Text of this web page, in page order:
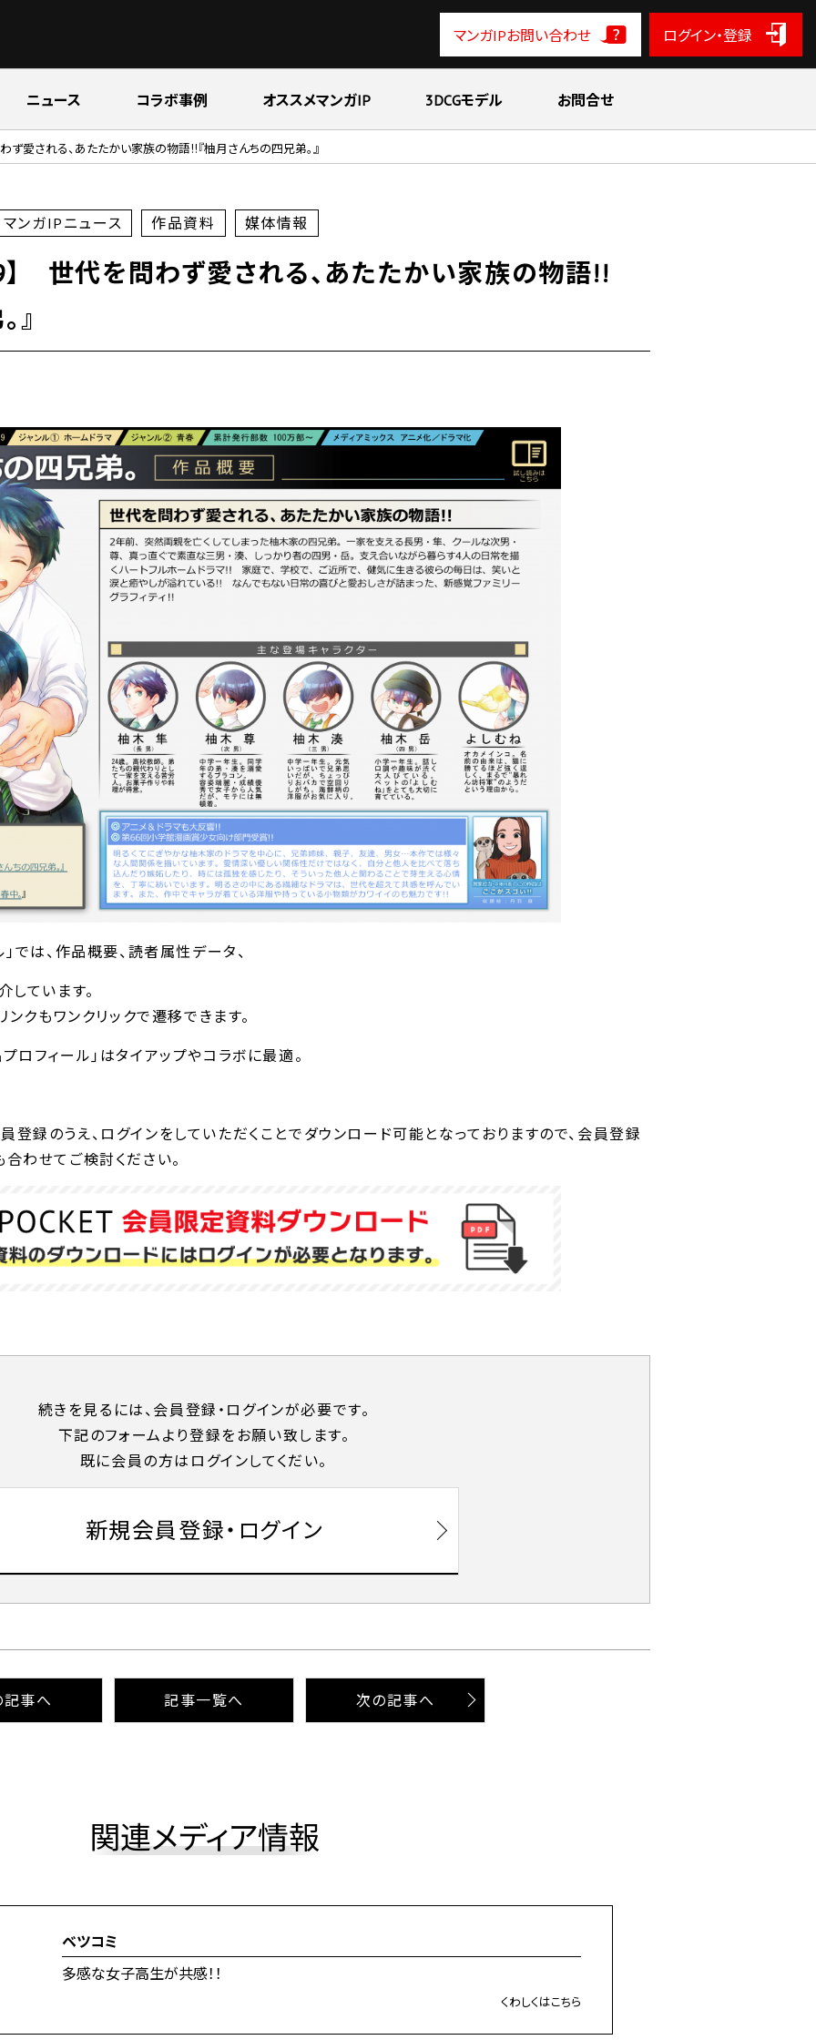
マンガIPお問い合わせ ログイン・登録
ニュース コラボ事例 オススメマンガIP 3DCGモデル お問合せ
愛される、あたたかい家族の物語!!『柚月さんちの四兄弟。』
マンガIPニュース 作品資料 媒体情報
】 世代を問わず愛される、あたたかい家族の物語!!
』
では、作品概要、読者属性データ、
ています。
ンクもワンクリックで遷移できます。
フィール｣はタイアップやコラボに最適。
登録のうえ、ログインをしていただくことでダウンロード可能となっておりますので、会員登録
わせてご検討ください。
続きを⾒るには、会員登録・ログインが必要です。
下記のフォームより登録をお願い致します。
既に会員の⽅はログインしてくだい。
新規会員登録・ログイン
記事へ 記事⼀覧へ 次の記事へ
関連メディア情報
ベツコミ
多感な女子高生が共感！！
くわしくはこちら